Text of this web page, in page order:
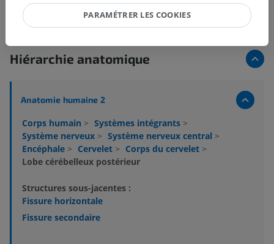
Hiérarchie anatomique
Anatomie humaine 2
Corps humain > Systèmes intégrants >
Système nerveux > Système nerveux central >
Encéphale > Cervelet > Corps du cervelet >
Lobe cérébelleux postérieur
Structures sous-jacentes :
Fissure horizontale
Fissure secondaire
PARAMÉTRER LES COOKIES